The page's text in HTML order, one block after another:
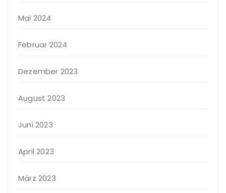
Mai 2024
Februar 2024
Dezember 2023
August 2023
Juni 2023
April 2023
März 2023